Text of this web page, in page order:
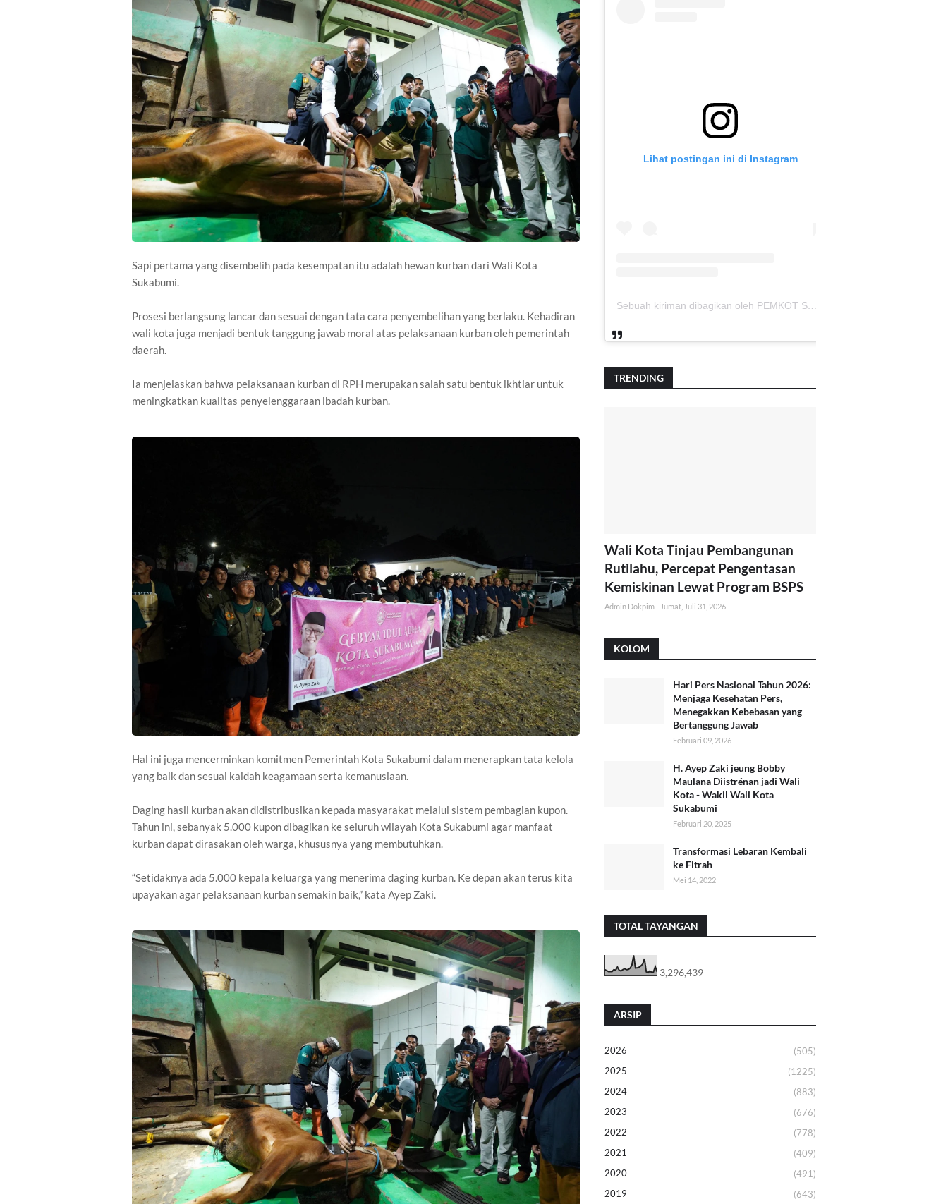
Sapi pertama yang disembelih pada kesempatan itu adalah hewan kurban dari Wali Kota
Sukabumi.
Prosesi berlangsung lancar dan sesuai dengan tata cara penyembelihan yang berlaku. Kehadiran
wali kota juga menjadi bentuk tanggung jawab moral atas pelaksanaan kurban oleh pemerintah
daerah.
Ia menjelaskan bahwa pelaksanaan kurban di RPH merupakan salah satu bentuk ikhtiar untuk
meningkatkan kualitas penyelenggaraan ibadah kurban.
Hal ini juga mencerminkan komitmen Pemerintah Kota Sukabumi dalam menerapkan tata kelola
yang baik dan sesuai kaidah keagamaan serta kemanusiaan.
Daging hasil kurban akan didistribusikan kepada masyarakat melalui sistem pembagian kupon.
Tahun ini, sebanyak 5.000 kupon dibagikan ke seluruh wilayah Kota Sukabumi agar manfaat
kurban dapat dirasakan oleh warga, khususnya yang membutuhkan.
“Setidaknya ada 5.000 kepala keluarga yang menerima daging kurban. Ke depan akan terus kita
upayakan agar pelaksanaan kurban semakin baik,” kata Ayep Zaki.
Lihat postingan ini di Instagram
Sebuah kiriman dibagikan oleh PEMKOT SUKABUMI (@pemkotsukabumi_)
TRENDING
Wali Kota Tinjau Pembangunan
Rutilahu, Percepat Pengentasan
Kemiskinan Lewat Program BSPS
Admin Dokpim Jumat, Juli 31, 2026
KOLOM
Hari Pers Nasional Tahun 2026:
Menjaga Kesehatan Pers,
Menegakkan Kebebasan yang
Bertanggung Jawab
Februari 09, 2026
H. Ayep Zaki jeung Bobby
Maulana Diistrénan jadi Wali
Kota - Wakil Wali Kota
Sukabumi
Februari 20, 2025
Transformasi Lebaran Kembali
ke Fitrah
Mei 14, 2022
TOTAL TAYANGAN
3,296,439
ARSIP
2026
(505)
2025
(1225)
2024
(883)
2023
(676)
2022
(778)
2021
(409)
2020
(491)
2019
(643)